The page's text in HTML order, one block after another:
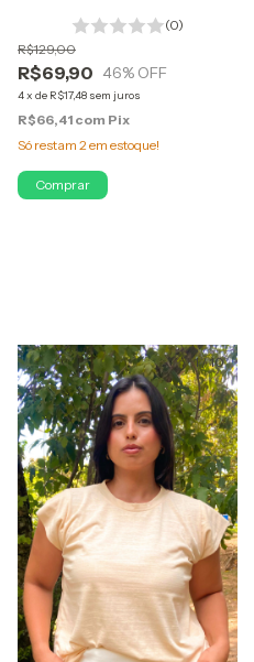
(0)
R$69,90
R$129,00
46% OFF
4x de R$17,48 sem juros
R$66,41 com Pix
Só restam 2em estoque!
Comprar
1/10